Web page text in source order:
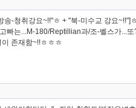
-청취강요~!!"ㅎ + "북-미수교 강요~!!"]
빠는...M-180/Reptillian과/조-벨스가...
존재함~!!ㅎㅎㅎ